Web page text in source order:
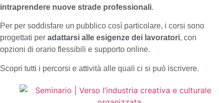
intraprendere nuove strade professionali.
Per per soddisfare un pubblico così particolare, i corsi sono
progettati per adattarsi alle esigenze dei lavoratori, con
opzioni di orario flessibili e supporto online.
Scopri tutti i percorsi e attività alle quali ci si può iscrivere.